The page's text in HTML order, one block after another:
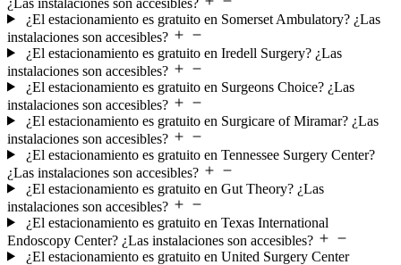
¿El estacionamiento es gratuito en Somerset Ambulatory? ¿Las
instalaciones son accesibles?
¿El estacionamiento es gratuito en Iredell Surgery? ¿Las
instalaciones son accesibles?
¿El estacionamiento es gratuito en Surgeons Choice? ¿Las
instalaciones son accesibles?
¿El estacionamiento es gratuito en Surgicare of Miramar? ¿Las
instalaciones son accesibles?
¿El estacionamiento es gratuito en Tennessee Surgery Center?
¿Las instalaciones son accesibles?
¿El estacionamiento es gratuito en Gut Theory? ¿Las
instalaciones son accesibles?
¿El estacionamiento es gratuito en Texas International
Endoscopy Center? ¿Las instalaciones son accesibles?
¿El estacionamiento es gratuito en United Surgery Center